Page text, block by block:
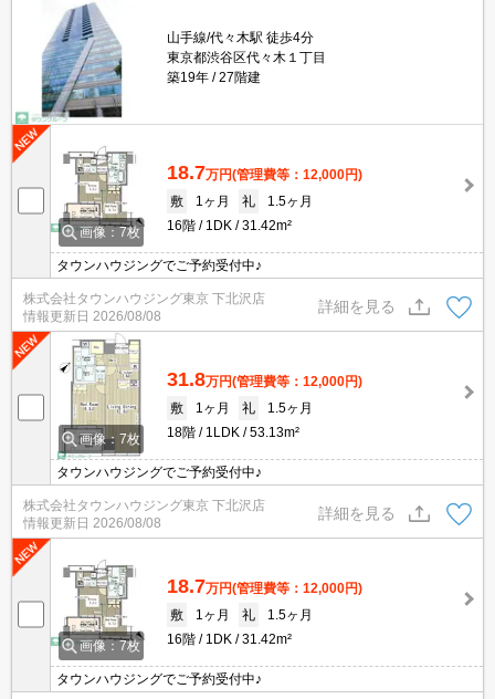
山手線/代々木駅 徒歩4分
東京都渋谷区代々木１丁目
築19年
27階建
画像：7枚
18.7万円(管理費等：12,000円)
敷
1ヶ月 礼
1.5ヶ月
16階
1DK 31.42m²
タウンハウジングでご予約受付中♪
株式会社タウンハウジング東京 下北沢店
情報更新日 2026/08/08
詳細を見る
画像：7枚
31.8万円(管理費等：12,000円)
敷
1ヶ月 礼
1.5ヶ月
18階
1LDK 53.13m²
タウンハウジングでご予約受付中♪
株式会社タウンハウジング東京 下北沢店
情報更新日 2026/08/08
詳細を見る
画像：7枚
18.7万円(管理費等：12,000円)
敷
1ヶ月 礼
1.5ヶ月
16階
1DK 31.42m²
タウンハウジングでご予約受付中♪